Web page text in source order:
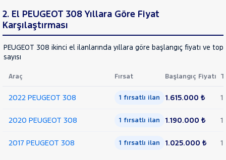
MAN
MERCEDES-
BENZ
MINI
MOTORSIKLET
NISSAN
107
Cinsleri
Kasa
Tipi
Garanti
Kampanya
İlan
2. El PEUGEOT 308 Yıllara Göre Fiyat
Karşılaştırması
PEUGEOT 308 ikinci el ilanlarında yıllara göre başlangıç fiyatı ve
sayısı
Araç Fırsat Başlangıç Fiyatı
2022 PEUGEOT 308 1 fırsatlı ilan 1.615.000 ₺ 1
2020 PEUGEOT 308 1 fırsatlı ilan 1.190.000 ₺ 1
2017 PEUGEOT 308 1 fırsatlı ilan 1.025.000 ₺ 1